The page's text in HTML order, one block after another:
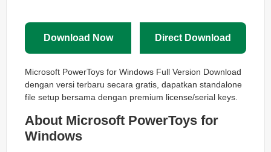
Download Now Direct Download
Microsoft PowerToys for Windows Full Version Download
dengan versi terbaru secara gratis, dapatkan standalone
file setup bersama dengan premium license/serial keys.
About Microsoft PowerToys for
Windows